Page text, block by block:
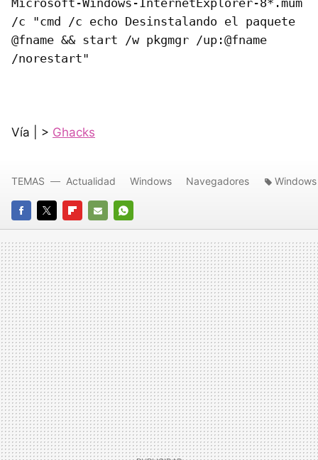
/c "cmd /c echo Desinstalando el paquete
@fname && start /w pkgmgr /up:@fname
/norestart"
Vía | > Ghacks
FACEBOOK
TWITTERFLIPBOARD
E-
MAIL
WHATSAPP
TEMAS Actualidad Windows Navegadores Windows